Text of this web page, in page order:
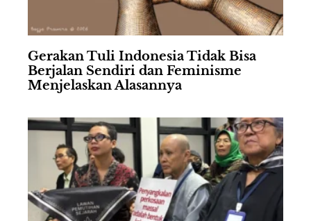
Gerakan Tuli Indonesia Tidak Bisa
Berjalan Sendiri dan Feminisme
Menjelaskan Alasannya